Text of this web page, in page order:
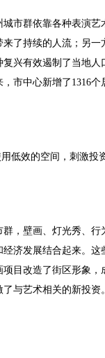
市群依靠各种表演
来了持续的人流；另
复兴有效遏制了当地
市中心新增了1316
低效的空间，刺激投
，壁画、灯光秀、
济发展结合起来。
目改造了街区形象
与艺术相关的新投资。